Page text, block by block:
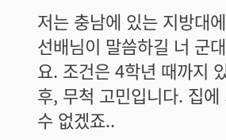
저는 충남에 있는 지방대
선배님이 말씀하길 너 군
요. 조건은 4학년 때까지
후, 무척 고민입니다. 집
수 없겠죠..